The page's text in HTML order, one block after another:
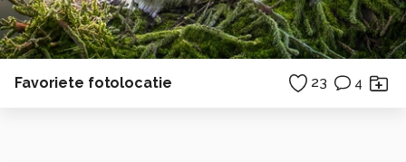
Favoriete fotolocatie 23 4